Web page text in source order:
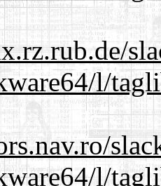
l/
l/